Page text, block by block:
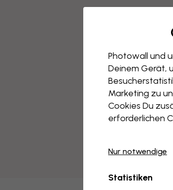
Photowall und
Deinem Gerät,
Marketing zu
Cookies Du
erforderlichen
Nur notwendige
Statistiken